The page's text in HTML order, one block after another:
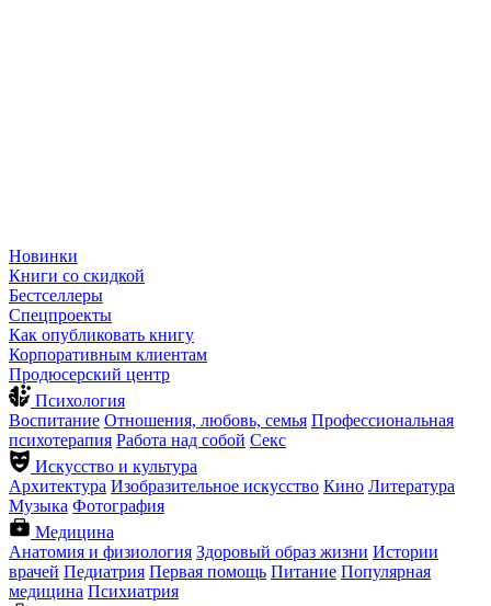
Новинки
Книги со скидкой
Бестселлеры
Спецпроекты
Как опубликовать книгу
Корпоративным клиентам
Продюсерский центр
Психология
Воспитание Отношения, любовь, семья Профессиональная
психотерапия Работа над собой Секс
Искусство и культура
Архитектура Изобразительное искусство Кино Литература
Музыка Фотография
Медицина
Анатомия и физиология Здоровый образ жизни Истории
врачей Педиатрия Первая помощь Питание Популярная
медицина Психиатрия